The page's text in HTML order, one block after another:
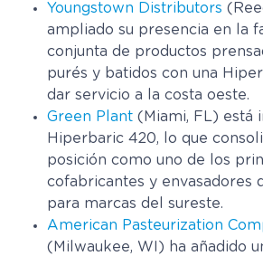
Youngstown Distributors
ampliado su presencia en la
conjunta de productos
purés y batidos con una
dar servicio a la costa oeste.
Green Plant (Miami, FL) está
Hiperbaric 420, lo que
posición como uno de los
cofabricantes y envasadores
para marcas del sureste.
American Pasteurization
(Milwaukee, WI) ha añadido